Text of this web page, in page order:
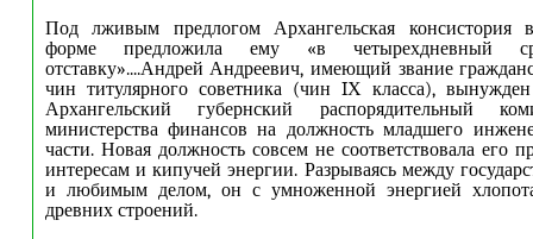
Под лживым предлогом Архангельская консистория в
форме предложила ему «в четырехдневный
отставку»....Андрей Андреевич, имеющий звание
чин титулярного советника (чин IХ класса),
Архангельский губернский распорядительный
министерства финансов на должность младшего
части. Новая должность совсем не соответствовала его
интересам и кипучей энергии. Разрываясь между
и любимым делом, он с умноженной энергией
древних строений.